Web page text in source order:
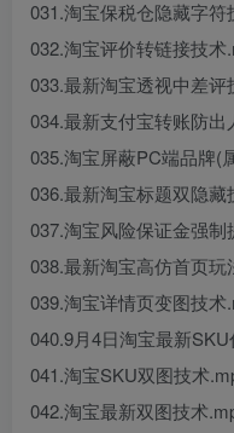
031.淘宝保税仓隐藏字符
032.淘宝评价转链接技术
033.最新淘宝透视中差评
034.最新支付宝转账防
035.淘宝屏蔽PC端品牌(
036.最新淘宝标题双隐藏
037.淘宝风险保证金强制
038.最新淘宝高仿首页玩
039.淘宝详情页变图技术
040.9月4日淘宝最新
041.淘宝SKU双图技术
042.淘宝最新双图技术